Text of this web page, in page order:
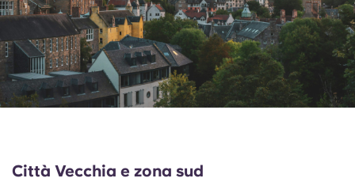
Città Vecchia e zona sud